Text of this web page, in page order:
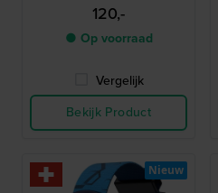
120,-
● Op voorraad
Vergelijk
Bekijk Product
Nieuw